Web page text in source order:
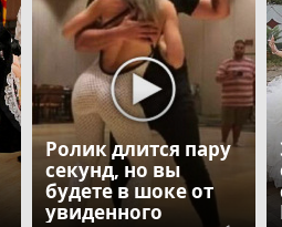
Ролик длится пару
секунд, но вы
будете в шоке от
увиденного